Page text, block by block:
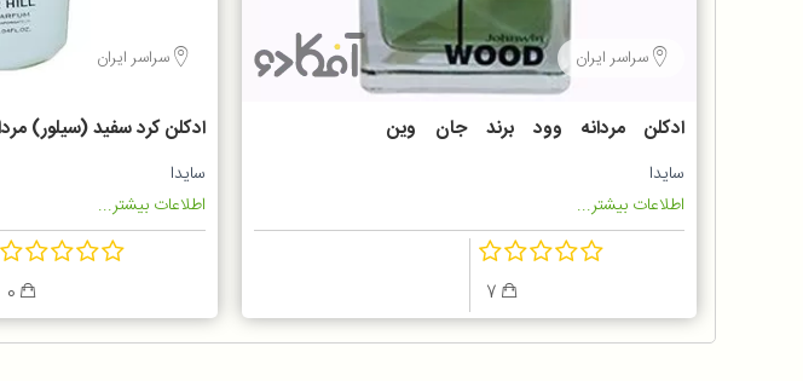
سراسر ایران
ادکلن مردانه وود برند جان وین
Johnwin
سایدا
اطلاعات بیشتر...
سراسر ایران
ادکلن کرد سفید (سیلور)
سایدا
اطلاعات بیشتر...